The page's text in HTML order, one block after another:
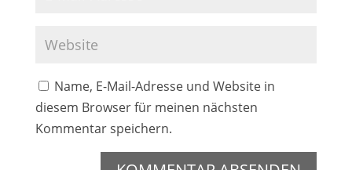
Name, E-Mail-Adresse und Website in
diesem Browser für meinen nächsten
Kommentar speichern.